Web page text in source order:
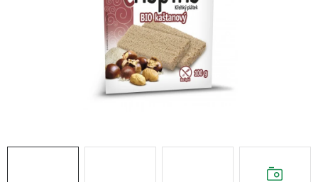
DOPRAVA A PLATBA